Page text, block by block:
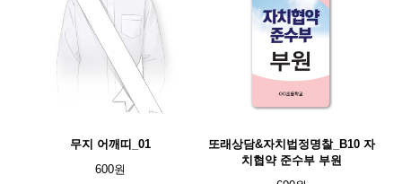
무지 어깨띠_01
600원
또래상담&자치법정명찰_B10 자
치협약 준수부 부원